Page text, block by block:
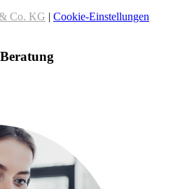
Co. KG | Cookie-Einstellungen